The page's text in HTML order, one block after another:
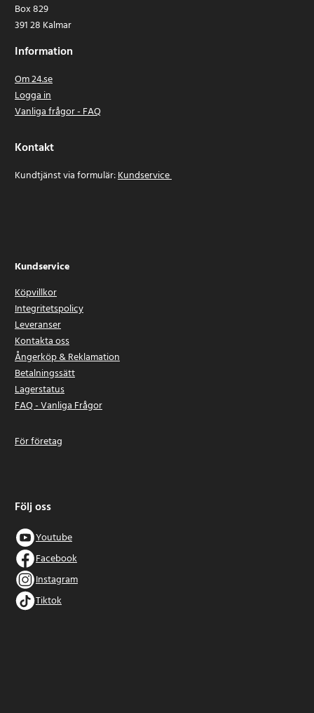
Box 829
391 28 Kalmar
Information
Om 24.se
Logga in
Vanliga frågor - FAQ
Kontakt
Kundtjänst via formulär:Kundservice
Kundservice
Köpvillkor
Integritetspolicy
Leveranser
Kontakta oss
Ångerköp & Reklamation
Betalningssätt
Lagerstatus
FAQ - Vanliga Frågor
För företag
Följ oss
Youtube
Facebook
Instagram
Tiktok